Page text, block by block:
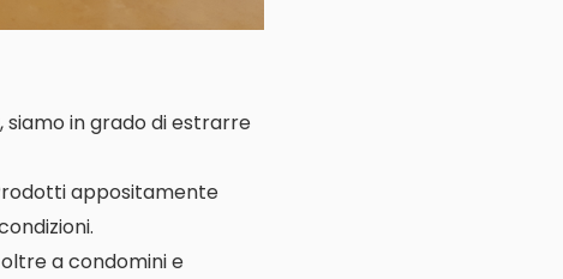
in grado di estrarre
appositamente
a condomini e